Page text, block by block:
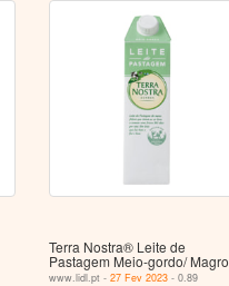
Terra Nostra® Leite de
Pastagem Meio-gordo/ Magro
www.lidl.pt -27 Fev 2023 - 0.89